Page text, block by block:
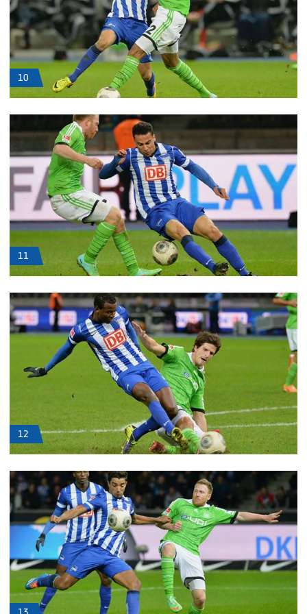
10
11
12